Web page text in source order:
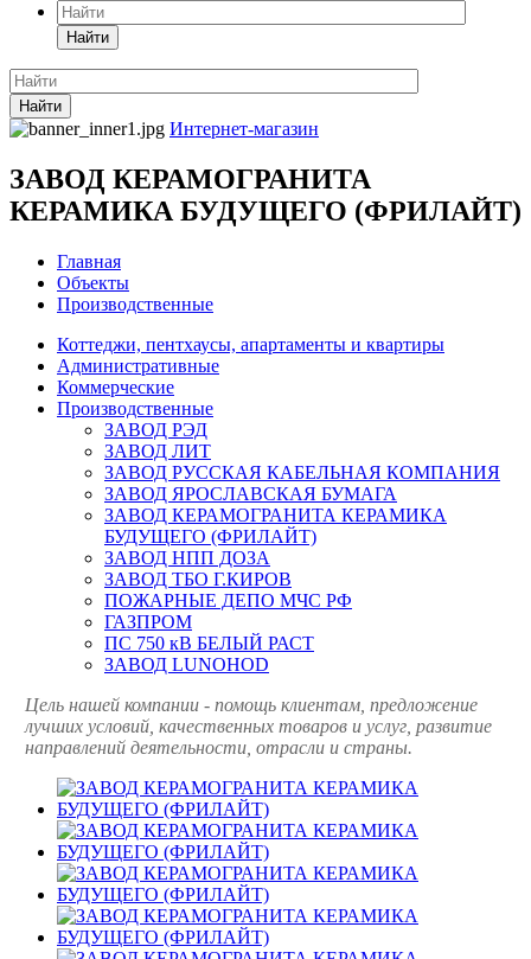
Найти
Найти
Интернет-магазин
ЗАВОД КЕРАМОГРАНИТА
КЕРАМИКА БУДУЩЕГО (ФРИЛАЙТ)
Главная
Объекты
Производственные
Коттеджи, пентхаусы, апартаменты и квартиры
Административные
Коммерческие
Производственные
ЗАВОД РЭД
ЗАВОД ЛИТ
ЗАВОД РУССКАЯ КАБЕЛЬНАЯ КОМПАНИЯ
ЗАВОД ЯРОСЛАВСКАЯ БУМАГА
ЗАВОД КЕРАМОГРАНИТА КЕРАМИКА
БУДУЩЕГО (ФРИЛАЙТ)
ЗАВОД НПП ДОЗА
ЗАВОД ТБО Г.КИРОВ
ПОЖАРНЫЕ ДЕПО МЧС РФ
ГАЗПРОМ
ПС 750 кВ БЕЛЫЙ РАСТ
ЗАВОД LUNOHOD
Цель нашей компании - помощь клиентам, предложение
лучших условий, качественных товаров и услуг, развитие
направлений деятельности, отрасли и страны.